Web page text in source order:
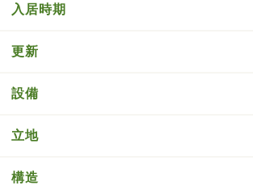
入居時期
更新
設備
立地
構造